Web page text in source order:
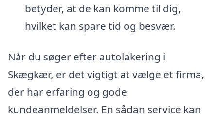
betyder, at de kan komme til dig,
hvilket kan spare tid og besvær.
Når du søger efter autolakering i
Skægkær, er det vigtigt at vælge et firma,
der har erfaring og gode
kundeanmeldelser. En sådan service kan